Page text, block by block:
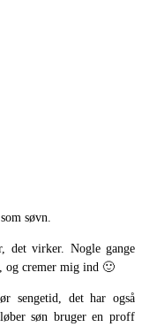
søvn.
det virker. Nogle gange
og cremer mig ind 🙂
sengetid, det har også
søn bruger en proff